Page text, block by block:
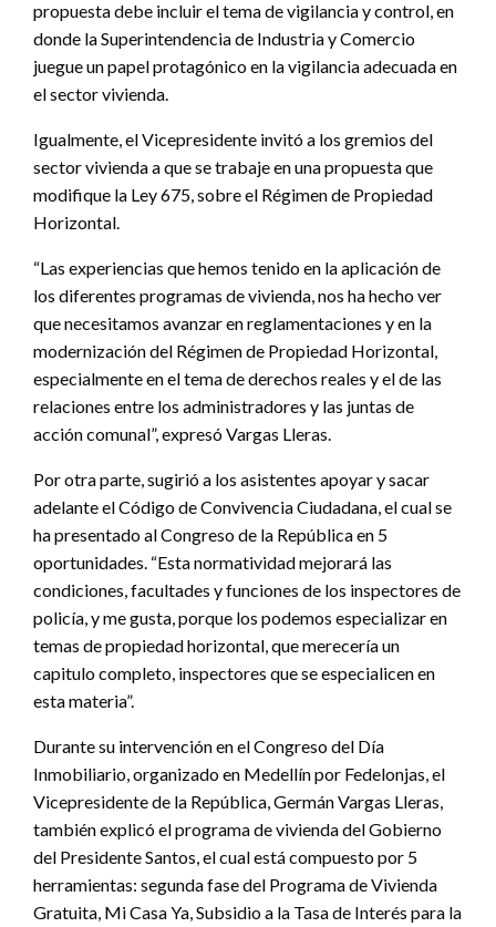
propuesta debe incluir el tema de vigilancia y control, en
donde la Superintendencia de Industria y Comercio
juegue un papel protagónico en la vigilancia adecuada en
el sector vivienda.
Igualmente, el Vicepresidente invitó a los gremios del
sector vivienda a que se trabaje en una propuesta que
modifique la Ley 675, sobre el Régimen de Propiedad
Horizontal.
“Las experiencias que hemos tenido en la aplicación de
los diferentes programas de vivienda, nos ha hecho ver
que necesitamos avanzar en reglamentaciones y en la
modernización del Régimen de Propiedad Horizontal,
especialmente en el tema de derechos reales y el de las
relaciones entre los administradores y las juntas de
acción comunal”, expresó Vargas Lleras.
Por otra parte, sugirió a los asistentes apoyar y sacar
adelante el Código de Convivencia Ciudadana, el cual se
ha presentado al Congreso de la República en 5
oportunidades. “Esta normatividad mejorará las
condiciones, facultades y funciones de los inspectores de
policía, y me gusta, porque los podemos especializar en
temas de propiedad horizontal, que merecería un
capitulo completo, inspectores que se especialicen en
esta materia”.
Durante su intervención en el Congreso del Día
Inmobiliario, organizado en Medellín por Fedelonjas, el
Vicepresidente de la República, Germán Vargas Lleras,
también explicó el programa de vivienda del Gobierno
del Presidente Santos, el cual está compuesto por 5
herramientas: segunda fase del Programa de Vivienda
Gratuita, Mi Casa Ya, Subsidio a la Tasa de Interés para la